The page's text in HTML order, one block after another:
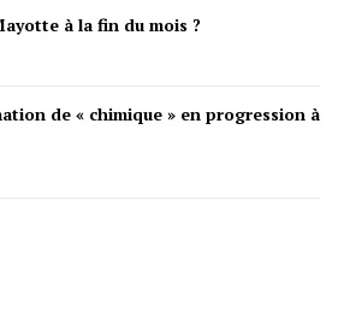
à la fin du mois ?
de « chimique » en progression à